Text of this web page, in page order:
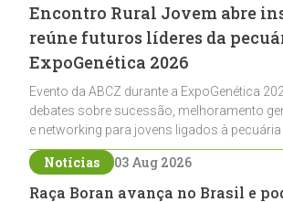
Encontro Rural Jovem abre
reúne futuros líderes da
ExpoGenética 2026
Evento da ABCZ durante a ExpoGenética
debates sobre sucessão, melhoramento
e networking para jovens ligados à pecuária
Notícias 03 Aug 2026
Raça Boran avança no Brasil e